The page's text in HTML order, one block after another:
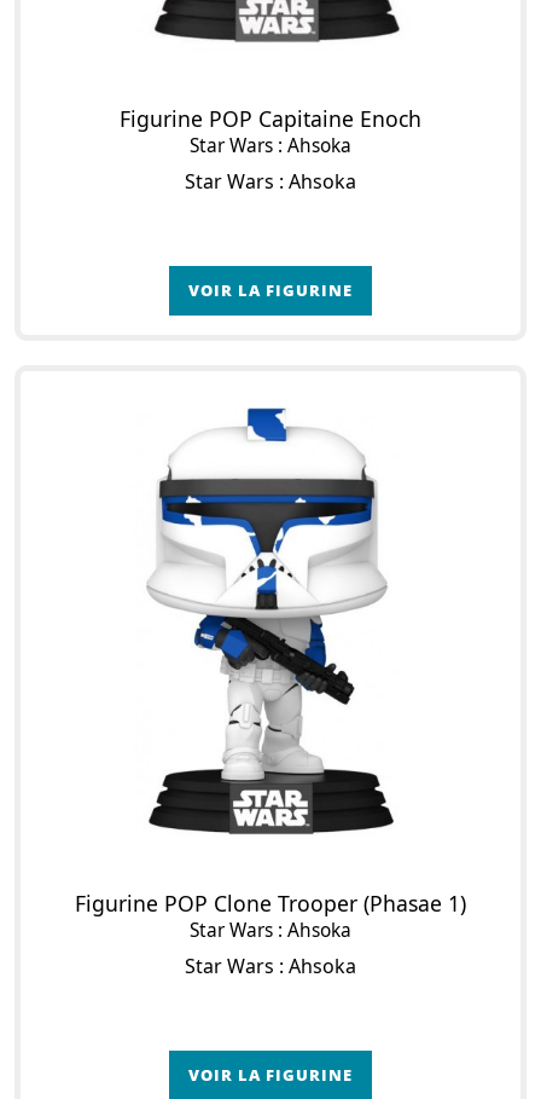
Figurine POP Capitaine Enoch
Star Wars : Ahsoka
Star Wars : Ahsoka
VOIR LA FIGURINE
Figurine POP Clone Trooper (Phasae 1)
Star Wars : Ahsoka
Star Wars : Ahsoka
VOIR LA FIGURINE